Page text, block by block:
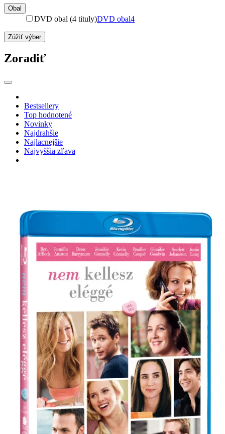
Obal
DVD obal (4 tituly)DVD obal4
Zúžiť výber
Zoradiť
Bestsellery
Top hodnotené
Novinky
Najdrahšie
Najlacnejšie
Najvyššia zľava